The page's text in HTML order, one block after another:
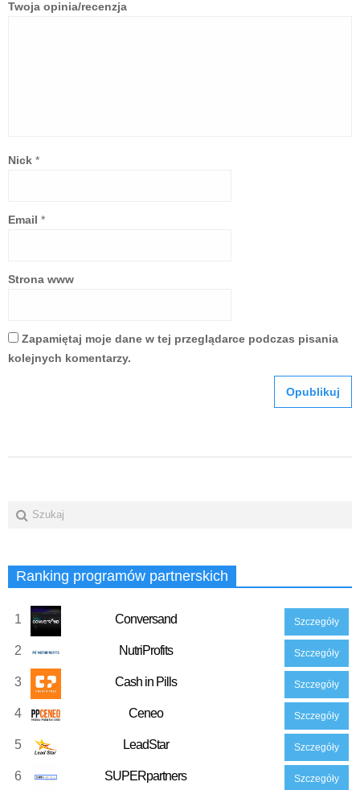
Twoja opinia/recenzja
Nick *
Email *
Strona www
Zapamiętaj moje dane w tej przeglądarce podczas pisania
kolejnych komentarzy.
Ranking programów partnerskich
1 Conversand Szczegóły
2 NutriProfits Szczegóły
3 Cash in Pills Szczegóły
4 Ceneo Szczegóły
5 LeadStar Szczegóły
6 SUPERpartners Szczegóły